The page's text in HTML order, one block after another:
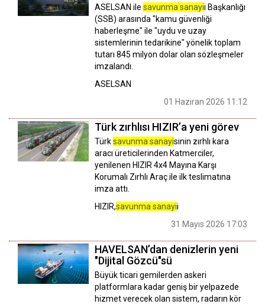
ASELSAN ile savunma sanayii Başkanlığı
(SSB) arasında "kamu güvenliği
haberleşme" ile "uydu ve uzay
sistemlerinin tedarikine" yönelik toplam
tutarı 845 milyon dolar olan sözleşmeler
imzalandı.
ASELSAN
01 Haziran 2026 11:12
Türk zırhlısı HIZIR’a yeni görev
Türksavunma sanayisinin zırhlı kara
aracı üreticilerinden Katmerciler,
yenilenen HIZIR 4x4 Mayına Karşı
Korumalı Zırhlı Araç ile ilk teslimatına
imza attı.
HIZIR,savunma sanayii
31 Mayıs 2026 17:03
HAVELSAN’dan denizlerin yeni
"Dijital Gözcü"sü
Büyük ticari gemilerden askeri
platformlara kadar geniş bir yelpazede
hizmet verecek olan sistem, radarın kör